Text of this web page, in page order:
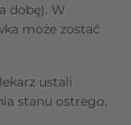
dobę). W
może zostać
ustali
stanu ostrego.